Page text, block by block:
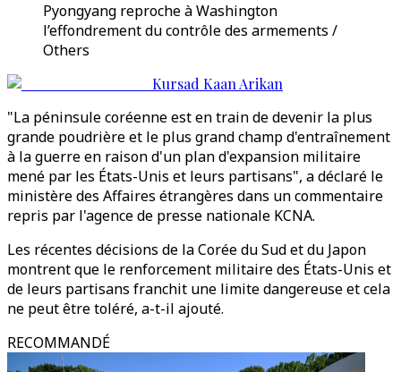
Pyongyang reproche à Washington
l’effondrement du contrôle des armements /
Others
Kursad Kaan Arikan
"La péninsule coréenne est en train de devenir la plus
grande poudrière et le plus grand champ d'entraînement
à la guerre en raison d'un plan d'expansion militaire
mené par les États-Unis et leurs partisans", a déclaré le
ministère des Affaires étrangères dans un commentaire
repris par l'agence de presse nationale KCNA.
Les récentes décisions de la Corée du Sud et du Japon
montrent que le renforcement militaire des États-Unis et
de leurs partisans franchit une limite dangereuse et cela
ne peut être toléré, a-t-il ajouté.
RECOMMANDÉ